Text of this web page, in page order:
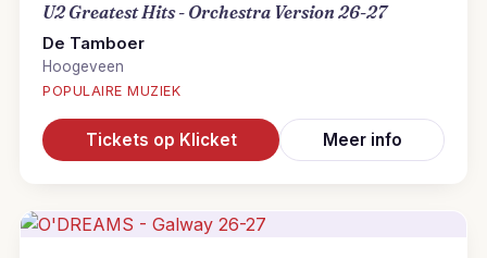
U2 Greatest Hits - Orchestra Version 26-27
De Tamboer
Hoogeveen
POPULAIRE MUZIEK
Tickets op Klicket Meer info